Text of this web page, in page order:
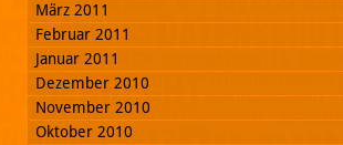
März 2011
Februar 2011
Januar 2011
Dezember 2010
November 2010
Oktober 2010